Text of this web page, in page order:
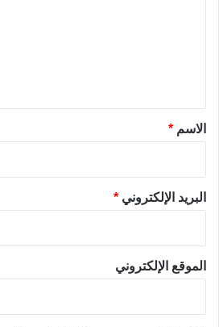
*الاسم *
البريد الإلكتروني *
الموقع الإلكتروني